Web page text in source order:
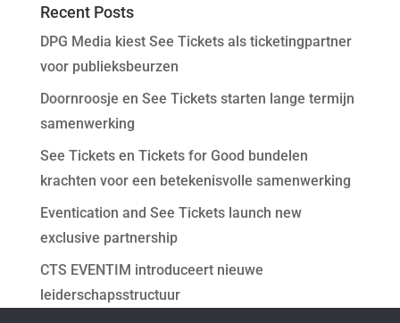
Recent Posts
DPG Media kiest See Tickets als ticketingpartner
voor publieksbeurzen
Doornroosje en See Tickets starten lange termijn
samenwerking
See Tickets en Tickets for Good bundelen
krachten voor een betekenisvolle samenwerking
Eventication and See Tickets launch new
exclusive partnership
CTS EVENTIM introduceert nieuwe
leiderschapsstructuur